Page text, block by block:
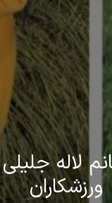
لاله جلیلی
ورزشکاران